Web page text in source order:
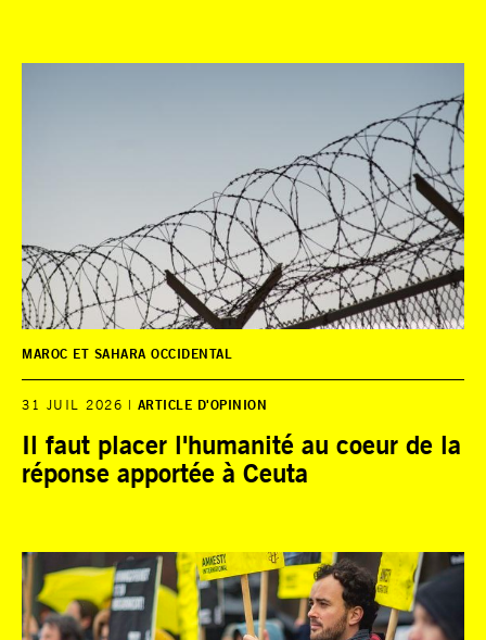
MAROC ET SAHARA OCCIDENTAL
31 JUIL 2026 ARTICLE D'OPINION
Il faut placer l'humanité au coeur de la
réponse apportée à Ceuta